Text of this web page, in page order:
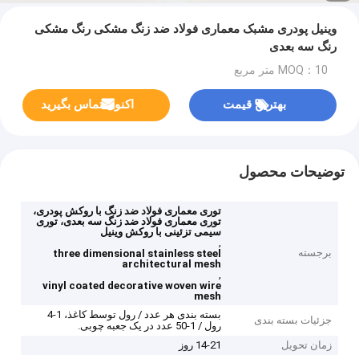
وینیل پودری مشبک معماری فولاد ضد زنگ مشکی رنگ مشکی
رنگ سه بعدی
MOQ：10 متر مربع
بهترین قیمت اکنون تماس بگیرید
توضیحات محصول
برجسته
توری معماری فولاد ضد زنگ با روکش پودری،
توری معماری فولاد ضد زنگ سه بعدی، توری
سیمی تزئینی با روکش وینیل
,
three dimensional stainless steel
architectural mesh
,
vinyl coated decorative woven wire
mesh
جزئیات بسته بندی
بسته بندی هر عدد / رول توسط کاغذ، 1-4
رول / 1-50 عدد در یک جعبه چوبی.
زمان تحویل
14-21 روز